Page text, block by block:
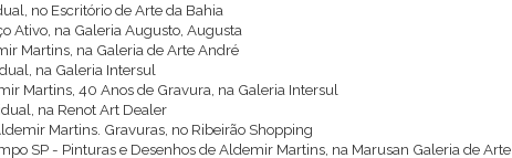
no Escritório de Arte da Bahia
Ativo, na Galeria Augusto, Augusta
Martins, na Galeria de Arte André
na Galeria Intersul
Martins, 40 Anos de Gravura, na Galeria Intersul
na Renot Art Dealer
Martins. Gravuras, no Ribeirão Shopping
SP - Pinturas e Desenhos de Aldemir Martins, na Marusan Galeria de Arte